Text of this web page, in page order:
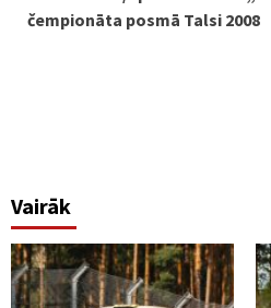
čempionāta posmā Talsi 2008
Vairāk